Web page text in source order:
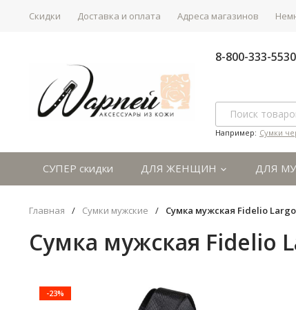
Скидки Доставка и оплата Адреса магазинов
8-800-333-
Например: Сумки
СУПЕР скидки ДЛЯ ЖЕНЩИН ДЛЯ
Главная / Сумки мужские / Сумка мужская Fidelio Largo
Сумка мужская Fidelio
-23%